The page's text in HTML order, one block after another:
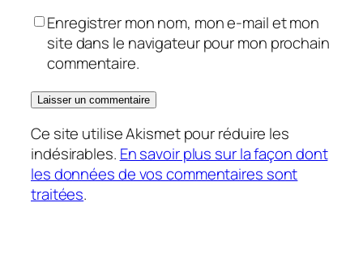
Enregistrer mon nom, mon e-mail et mon
site dans le navigateur pour mon prochain
commentaire.
Ce site utilise Akismet pour réduire les
indésirables. En savoir plus sur la façon dont
les données de vos commentaires sont
traitées.